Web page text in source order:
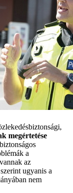
megértetése
a
az
ugyanis a
nem